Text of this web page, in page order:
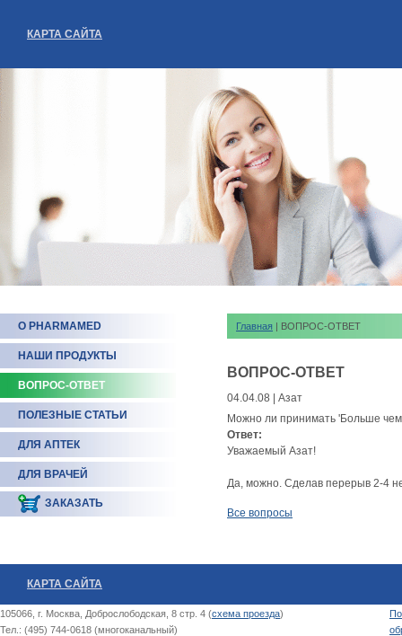
КАРТА САЙТА
О PHARMAMED
НАШИ ПРОДУКТЫ
ВОПРОС-ОТВЕТ
ПОЛЕЗНЫЕ СТАТЬИ
ДЛЯ АПТЕК
ДЛЯ ВРАЧЕЙ
ЗАКАЗАТЬ
Главная | ВОПРОС-ОТВЕТ
ВОПРОС-ОТВЕТ
04.04.08 | Азат
Можно ли принимать 'Больше
Ответ:
Уважаемый Азат!
Да, можно. Сделав перерыв 2-4
Все вопросы
КАРТА САЙТА
105066, г. Москва, Доброслободская, 8 стр. 4 (схема проезда)
Тел.: (495) 744-0618 (многоканальный)